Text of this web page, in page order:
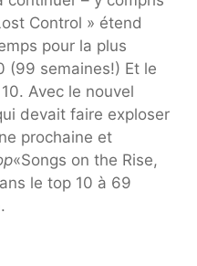
Control » étend
pour la plus
(99 semaines!) Et le
Avec le nouvel
devait faire exploser
prochaine et
«Songs on the Rise,
le top 10 à 69